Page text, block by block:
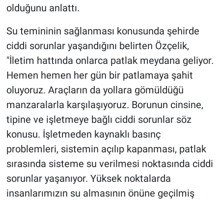
olduğunu anlattı.
Su temininin sağlanması konusunda şehirde
ciddi sorunlar yaşandığını belirten Özçelik,
"İletim hattında onlarca patlak meydana geliyor.
Hemen hemen her gün bir patlamaya şahit
oluyoruz. Araçların da yollara gömüldüğü
manzaralarla karşılaşıyoruz. Borunun cinsine,
tipine ve işletmeye bağlı ciddi sorunlar söz
konusu. İşletmeden kaynaklı basınç
problemleri, sistemin açılıp kapanması, patlak
sırasında sisteme su verilmesi noktasında ciddi
sorunlar yaşanıyor. Yüksek noktalarda
insanlarımızın su almasının önüne geçilmiş